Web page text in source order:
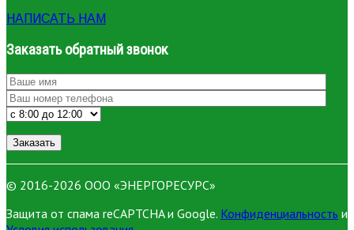
НАПИСАТЬ НАМ
Заказать обратный звонок
© 2016-2026 ООО «ЭНЕРГОРЕСУРС»
Защита от спама reCAPTCHA и Google. Конфиденциальность и